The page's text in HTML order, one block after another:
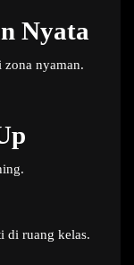
Nyata
zona nyaman.
di ruang kelas.